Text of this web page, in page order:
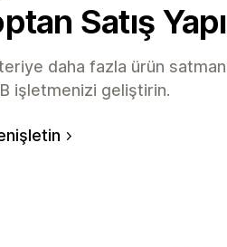
Satış
daha fazla ürün
işletmenizi geliştirin.